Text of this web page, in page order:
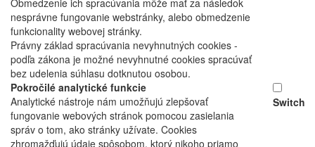
Obmedzenie ich spracúvania môže mať za následok
nesprávne fungovanie webstránky, alebo obmedzenie
funkcionality webovej stránky.
Právny základ spracúvania nevyhnutných cookies -
podľa zákona je možné nevyhnutné cookies spracúvať
bez udelenia súhlasu dotknutou osobou.
Pokročilé analytické funkcie
Analytické nástroje nám umožňujú zlepšovať
fungovanie webových stránok pomocou zasielania
správ o tom, ako stránky užívate. Cookies
zhromažďujú údaje spôsobom, ktorý nikoho priamo
Switch